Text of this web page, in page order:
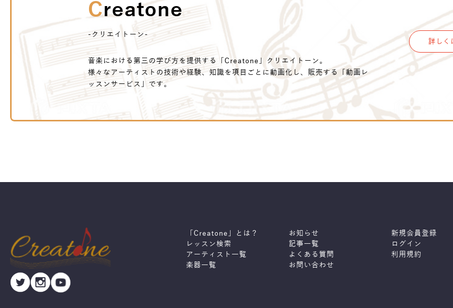
Creatone
-クリエイトーン-
音楽における第三の学び方を提供する「Creatone」クリエイトーン。
様々なアーティストの技術や経験、知識を項目ごとに動画化し、販売する「動画レ
ッスンサービス」です。
詳しく
「Creatone」とは？
レッスン検索
アーティスト一覧
楽器一覧
お知らせ
記事一覧
よくある質問
お問い合わせ
新規会員登録
ログイン
利用規約